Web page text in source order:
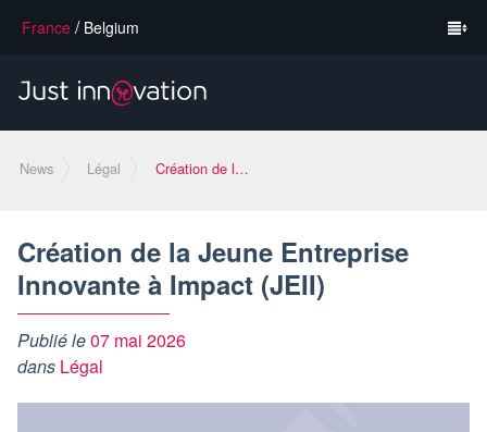
France / Belgium
News Légal Création de la Jeune Entreprise Innovante à Impact (JEII)
Création de la Jeune Entreprise
Innovante à Impact (JEII)
Publié le07 mai 2026
dans Légal